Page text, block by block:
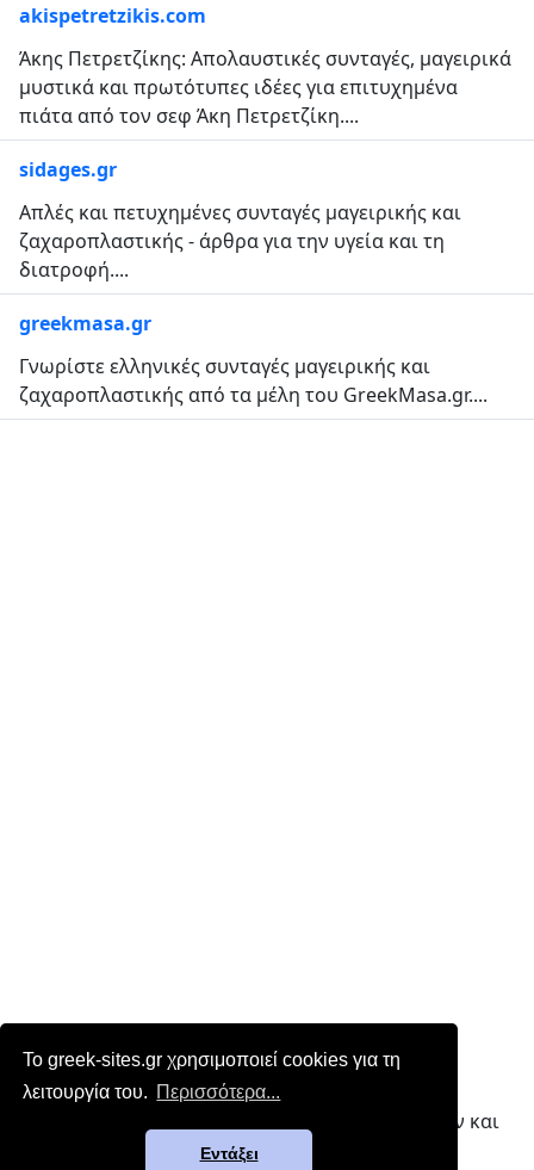
Το greek-sites.gr χρησιμοποιεί cookies για τη
λειτουργία του. Περισσότερα...
Εντάξει
akispetretzikis.com
Άκης Πετρετζίκης: Απολαυστικές συνταγές, μαγειρικά
μυστικά και πρωτότυπες ιδέες για επιτυχημένα
πιάτα από τον σεφ Άκη Πετρετζίκη....
sidages.gr
Απλές και πετυχημένες συνταγές μαγειρικής και
ζαχαροπλαστικής - άρθρα για την υγεία και τη
διατροφή....
greekmasa.gr
Γνωρίστε ελληνικές συνταγές μαγειρικής και
ζαχαροπλαστικής από τα μέλη του GreekMasa.gr....
Επικοινωνία|Όροι χρήσης
greek-sites.gr - Κατάλογος ελληνικών ιστοσελίδων και
blogs | online since 2009